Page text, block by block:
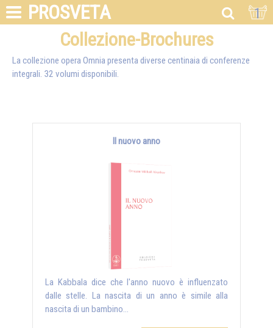
PROSVETA 1
Collezione-Brochures
La collezione opera Omnia presenta diverse centinaia di conferenze
integrali. 32 volumi disponibili.
Il nuovo anno
La Kabbala dice che l'anno nuovo è influenzato
dalle stelle. La nascita di un anno è simile alla
nascita di un bambino...